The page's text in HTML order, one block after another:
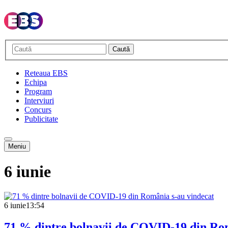
Caută
Reteaua EBS
Echipa
Program
Interviuri
Concurs
Publicitate
Meniu
6 iunie
6 iunie13:54